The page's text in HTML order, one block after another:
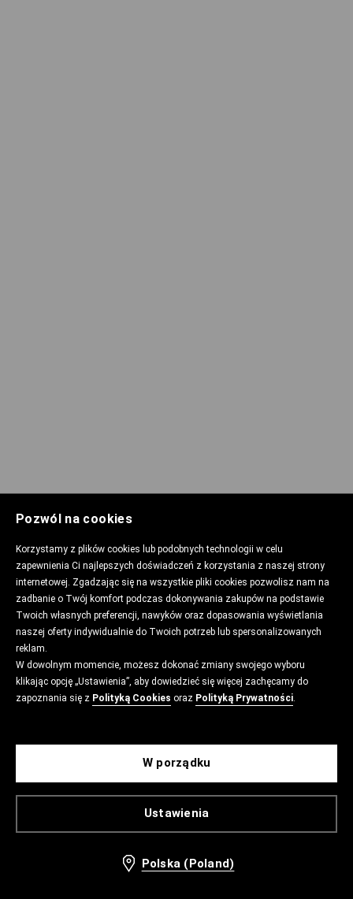
Pozwól na cookies
Korzystamy z plików cookies lub podobnych technologii w celu
zapewnienia Ci najlepszych doświadczeń z korzystania z naszej strony
internetowej. Zgadzając się na wszystkie pliki cookies pozwolisz nam na
zadbanie o Twój komfort podczas dokonywania zakupów na podstawie
Twoich własnych preferencji, nawyków oraz dopasowania wyświetlania
naszej oferty indywidualnie do Twoich potrzeb lub spersonalizowanych
reklam.
W dowolnym momencie, możesz dokonać zmiany swojego wyboru
klikając opcję „Ustawienia”, aby dowiedzieć się więcej zachęcamy do
zapoznania się z Polityką Cookies oraz Polityką Prywatności.
Ustawienia
W porządku
Polska (Poland)